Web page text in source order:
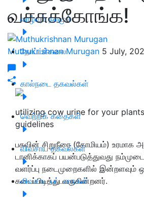
வாழ்வும் நலமும்
தோட்டக்கலை
கால்நடை தகவல்கள்
வெற்றிக் கதைகள்
விவசாய தகவல்கள்
விவசாய பட்டறைகள்
வச்சுக்கோங்க!
Muthukrishnan Murugan 5 July,
utilizing cow urine for your
guidelines
பசுவின் சிறுநீரை (கோமியம்) உரமாக
டானிக்காகப் பயன்படுத்துவது
வளர்ப்பு நடைமுறைகளில் இன்றளவும்
கடைப்பிடித்து வருகின்றனர்.